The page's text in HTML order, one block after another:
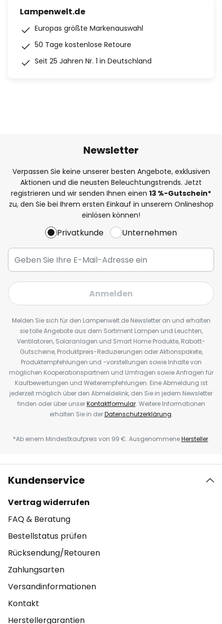
Lampenwelt.de
Europas größte Markenauswahl
50 Tage kostenlose Retoure
Seit 25 Jahren Nr. 1 in Deutschland
Newsletter
Verpassen Sie keine unserer besten Angebote, exklusiven
Aktionen und die neusten Beleuchtungstrends. Jetzt
registrieren und wir senden Ihnen einen 13 %-Gutschein*
zu, den Sie bei Ihrem ersten Einkauf in unserem Onlineshop
einlösen können!
Privatkunde Unternehmen
Anmelden
Melden Sie sich für den Lampenwelt.de Newsletter an und erhalten
sie tolle Angebote aus dem Sortiment Lampen und Leuchten,
Ventilatoren, Solaranlagen und Smart Home Produkte, Rabatt-
Gutscheine, Produktpreis-Reduzierungen oder Aktionspakete,
Produktempfehlungen und -vorstellungen sowie Inhalte von
möglichen Kooperationspartnern und Umfragen sowie Anfragen für
Kaufbewertungen und Weiterempfehlungen. Eine Abmeldung ist
jederzeit möglich über den Abmeldelink, den Sie in jedem Newsletter
finden oder über unserKontaktformular. Weitere Informationen
erhalten Sie in derDatenschutzerklärung.
*Ab einem Mindestkaufpreis von 99 €. AusgenommeneHersteller.
Kundenservice
Vertrag widerrufen
FAQ & Beratung
Bestellstatus prüfen
Rücksendung/Retouren
Zahlungsarten
Versandinformationen
Kontakt
Herstellergarantien